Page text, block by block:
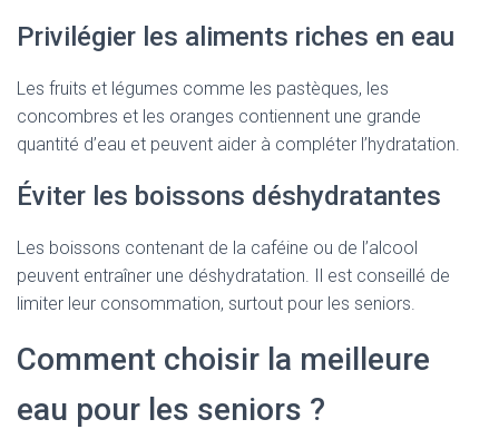
Privilégier les aliments riches en eau
Les fruits et légumes comme les pastèques, les
concombres et les oranges contiennent une grande
quantité d’eau et peuvent aider à compléter l’hydratation.
Éviter les boissons déshydratantes
Les boissons contenant de la caféine ou de l’alcool
peuvent entraîner une déshydratation. Il est conseillé de
limiter leur consommation, surtout pour les seniors.
Comment choisir la meilleure
eau pour les seniors ?